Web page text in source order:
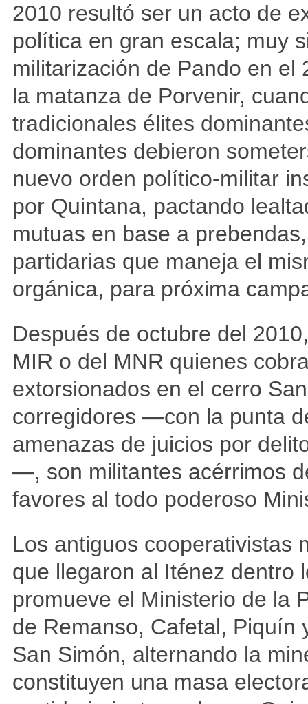
2010 resultó ser un acto de
política en gran escala; muy
militarización de Pando en el
la matanza de Porvenir,
tradicionales élites
dominantes debieron
nuevo orden político-militar
por Quintana, pactando
mutuas en base a
partidarias que maneja el
orgánica, para próxima
Después de octubre del
MIR o del MNR quienes
extorsionados en el cerro
corregidores —con la punta
amenazas de juicios por
—, son militantes acérrimos
favores al todo poderoso
Los antiguos cooperativistas
que llegaron al Iténez dentro
promueve el Ministerio de la
de Remanso, Cafetal, Piquín
San Simón, alternando la
constituyen una masa